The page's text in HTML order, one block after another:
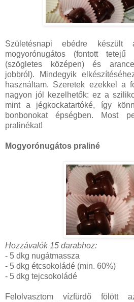
Születésnapi ebédre készült
mogyorónugátos (fontott tetejű
(szögletes középen) és
jobbról). Mindegyik
használtam. Szeretek ezekkel a
nagyon jól kezelhetők: ez a
mint a jégkockatartóké, így
bonbonokat épségben. Most
pralinékat!
Mogyorónugátos praliné
Hozzávalók 15 darabhoz:
- 5 dkg nugátmassza
- 5 dkg étcsokoládé (min. 60%)
- 5 dkg tejcsokoládé
Felolvasztom vízfürdő fölött